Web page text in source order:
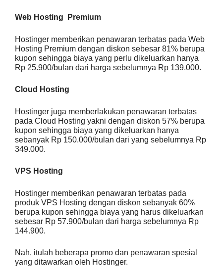
Web Hosting Premium
Hostinger memberikan penawaran terbatas pada Web
Hosting Premium dengan diskon sebesar 81% berupa
kupon sehingga biaya yang perlu dikeluarkan hanya
Rp 25.900/bulan dari harga sebelumnya Rp 139.000.
Cloud Hosting
Hostinger juga memberlakukan penawaran terbatas
pada Cloud Hosting yakni dengan diskon 57% berupa
kupon sehingga biaya yang dikeluarkan hanya
sebanyak Rp 150.000/bulan dari yang sebelumnya Rp
349.000.
VPS Hosting
Hostinger memberikan penawaran terbatas pada
produk VPS Hosting dengan diskon sebanyak 60%
berupa kupon sehingga biaya yang harus dikeluarkan
sebesar Rp 57.900/bulan dari harga sebelumnya Rp
144.900.
Nah, itulah beberapa promo dan penawaran spesial
yang ditawarkan oleh Hostinger.